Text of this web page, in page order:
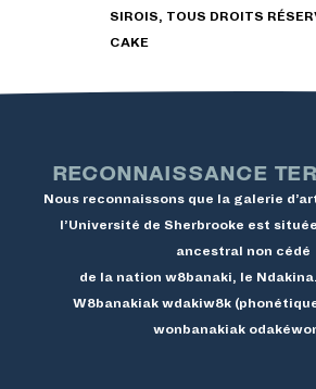
SIROIS, TOUS DROITS
CAKE
RECONNAISSANCE
Nous reconnaissons que la galerie
l’Université de Sherbrooke est
ancestral non cédé
de la nation w8banaki, le
W8banakiak wdakiw8k
wonbanakiak